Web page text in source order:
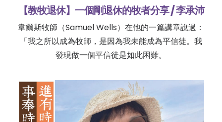
【教牧退休】一個剛退休的牧者分享 / 李承沛
韋爾斯牧師（Samuel Wells）在他的一篇講章說過：
「我之所以成為牧師，是因為我未能成為平信徒。我
發現做一個平信徒是如此困難。